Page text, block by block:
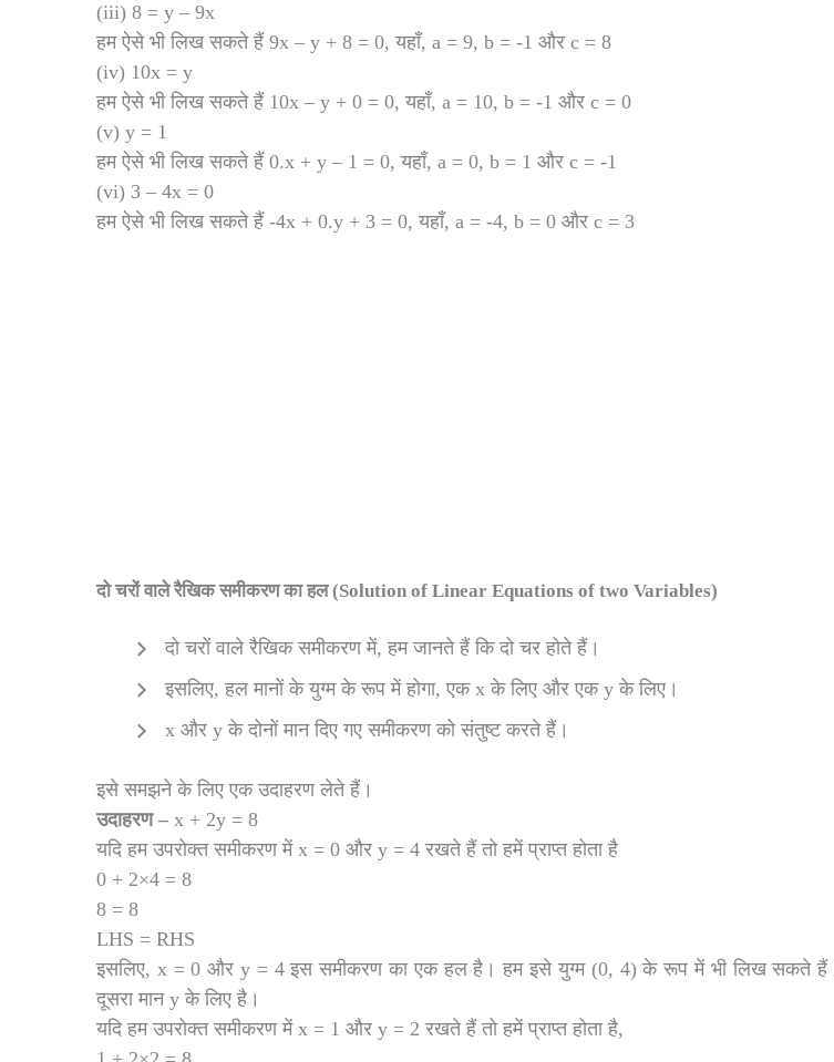
(iii) 8 = y – 9x
हम ऐसे भी लिख सकते हैं 9x – y + 8 = 0, यहाँ, a = 9, b = -1 और c = 8
(iv) 10x = y
हम ऐसे भी लिख सकते हैं 10x – y + 0 = 0, यहाँ, a = 10, b = -1 और c = 0
(v) y = 1
हम ऐसे भी लिख सकते हैं 0.x + y – 1 = 0, यहाँ, a = 0, b = 1 और c = -1
(vi) 3 – 4x = 0
हम ऐसे भी लिख सकते हैं -4x + 0.y + 3 = 0, यहाँ, a = -4, b = 0 और c = 3
दो चरों वाले रैखिक समीकरण का हल (Solution of Linear Equations of two Variables)
दो चरों वाले रैखिक समीकरण में, हम जानते हैं कि दो चर होते हैं।
इसलिए, हल मानों के युग्म के रूप में होगा, एक x के लिए और एक y के लिए।
x और y के दोनों मान दिए गए समीकरण को संतुष्ट करते हैं।
इसे समझने के लिए एक उदाहरण लेते हैं।
उदाहरण– x + 2y = 8
यदि हम उपरोक्त समीकरण में x = 0 और y = 4 रखते हैं तो हमें प्राप्त होता है
0 + 2×4 = 8
8 = 8
LHS = RHS
इसलिए, x = 0 और y = 4 इस समीकरण का एक हल है। हम इसे युग्म (0, 4) के रूप में भी लिख सकते
दूसरा मान y के लिए है।
यदि हम उपरोक्त समीकरण में x = 1 और y = 2 रखते हैं तो हमें प्राप्त होता है,